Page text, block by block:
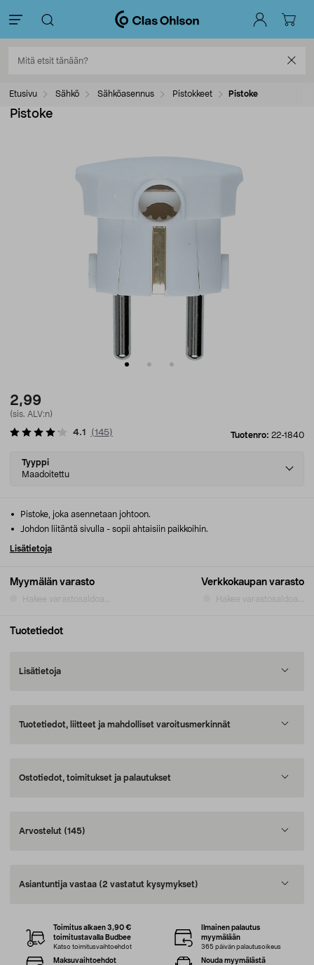
Etusivu Sähkö Sähköasennus Pistokkeet Pistoke
Pistoke
2,99
(sis. ALV:n)
Tuotenro: 22-1840
4.1 (145)
Select
variant
Tyyppi
Maadoitettu
Myymälän varasto
Hakee varastosaldoa...
Verkkokaupan varasto
Hakee varastosaldoa...
Pistoke, joka asennetaan johtoon.
Johdon liitäntä sivulla - sopii ahtaisiin paikkoihin.
Lisätietoja
Tuotetiedot
Lisätietoja
Tuotetiedot, liitteet ja mahdolliset varoitusmerkinnät
Ostotiedot, toimitukset ja palautukset
Arvostelut (145)
Asiantuntija vastaa (2 vastatut kysymykset)
Toimitus alkaen 3,90 €
toimitustavalla Budbee
Katso toimitusvaihtoehdot
Ilmainen palautus
myymälään
365 päivän palautusoikeus
Maksuvaihtoehdot Nouda myymälästä